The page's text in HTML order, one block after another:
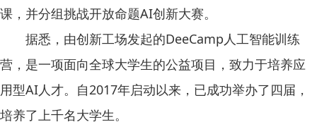
课，并分组挑战开放命题AI创新大赛。
据悉，由创新工场发起的DeeCamp人工智能训练
营，是一项面向全球大学生的公益项目，致力于培养应
用型AI人才。自2017年启动以来，已成功举办了四届，
培养了上千名大学生。